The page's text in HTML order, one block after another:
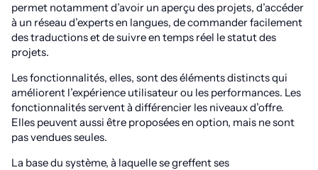
permet notamment d’avoir un aperçu des projets, d’accéder
à un réseau d’experts en langues, de commander facilement
des traductions et de suivre en temps réel le statut des
projets.
Les fonctionnalités, elles, sont des éléments distincts qui
améliorent l’expérience utilisateur ou les performances. Les
fonctionnalités servent à différencier les niveaux d’offre.
Elles peuvent aussi être proposées en option, mais ne sont
pas vendues seules.
La base du système, à laquelle se greffent ses